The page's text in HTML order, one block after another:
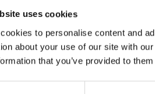
uses cookies
to personalise content and
about your use of our site with
that you’ve provided to
Hitta hit
Från väg 154 svänger du mot